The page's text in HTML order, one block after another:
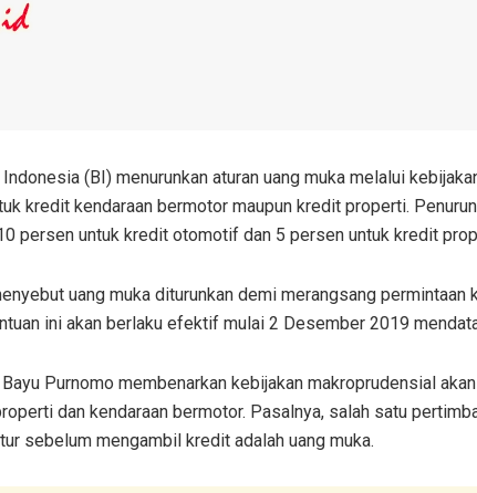
Indonesia (BI) menurunkan aturan uang muka melalui
kredit kendaraan bermotor maupun kredit properti.
persen untuk kredit otomotif dan 5 persen untuk kredit
uang muka diturunkan demi merangsang permintaan
ini akan berlaku efektif mulai 2 Desember 2019
Purnomo membenarkan kebijakan makroprudensial
dan kendaraan bermotor. Pasalnya, salah satu
sebelum mengambil kredit adalah uang muka.